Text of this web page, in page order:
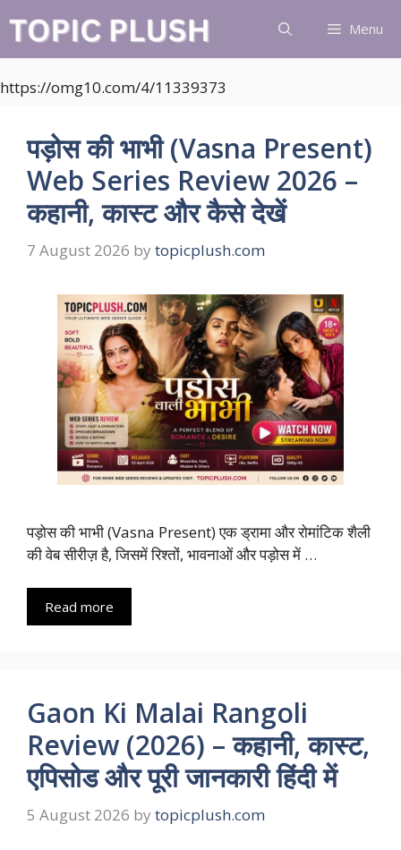
content
Menu
https://omg10.com/4/11339373
पड़ोस की भाभी (Vasna Present)
Web Series Review 2026 –
कहानी, कास्ट और कैसे देखें
7 August 2026 by topicplush.com
पड़ोस की भाभी (Vasna Present) एक ड्रामा और रोमांटिक शैली
की वेब सीरीज़ है, जिसमें रिश्तों, भावनाओं और पड़ोस में …
Read more
Gaon Ki Malai Rangoli
Review (2026) – कहानी, कास्ट,
एपिसोड और पूरी जानकारी हिंदी में
5 August 2026 by topicplush.com